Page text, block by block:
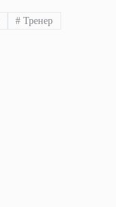
# Тренер